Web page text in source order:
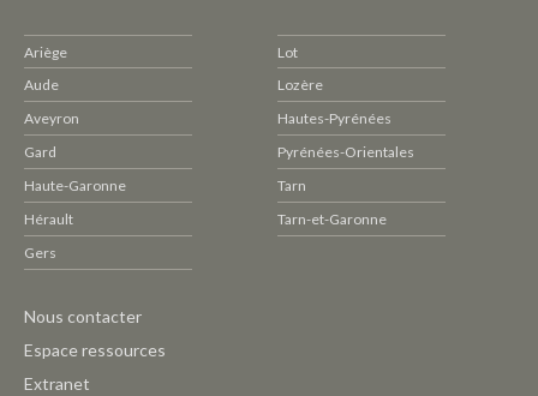
Ariège
Aude
Aveyron
Gard
Haute-Garonne
Hérault
Gers
Lot
Lozère
Hautes-Pyrénées
Pyrénées-Orientales
Tarn
Tarn-et-Garonne
Pied
de
page
Nous contacter
Espace ressources
Extranet